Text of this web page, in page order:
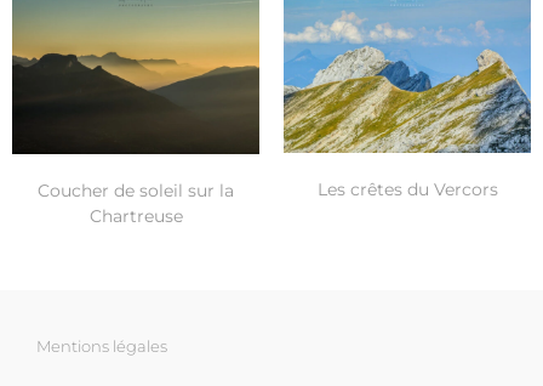
Coucher de soleil sur la
Chartreuse
Les crêtes du Vercors
Mentions légales